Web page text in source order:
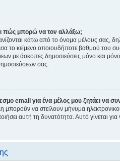
πώς μπορώ να τον αλλάξω;
κάτω από το όνομα μέλους σας,
το κείμενο οποιουδήποτε βαθμού του
με άσκοπες δημοσιεύσεις μόνο και
σας.
email για ένα μέλος μου ζητάει να
μπορούν να στείλουν μήνυμα
αυτή τη δυνατότητα. Αυτό